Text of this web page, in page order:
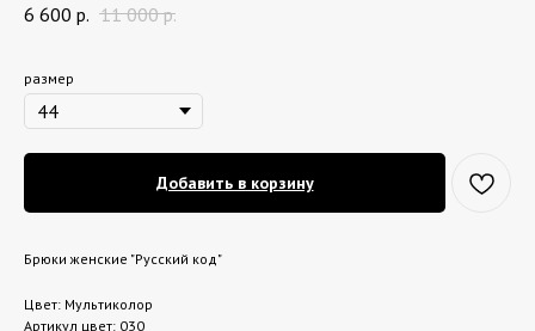
6 600 р. 11 000 р.
размер
Добавить в корзину
Брюки женские "Русский код"
Цвет: Мультиколор
Артикул цвет: 030